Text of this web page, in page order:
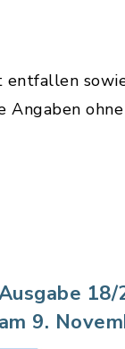
entfallen
18/
am 9.